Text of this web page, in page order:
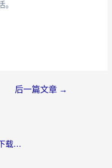
后一篇文章 →
海外崩坏：星穹铁道加速器下载安装：一份给游子的终极网络指南